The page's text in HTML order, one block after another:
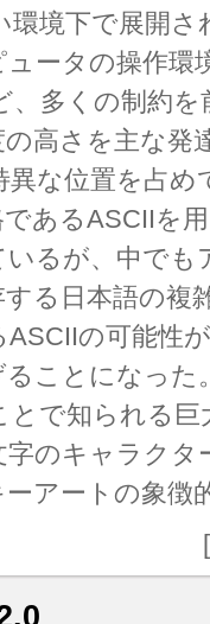
境下で展開さ
ータの操作環
多くの制約を
高さを主な発
な位置を占め
あるASCIIを
るが、中でも
る日本語の複
の可能性
ことになった
で知られる巨
のキャラクタ
アートの象徴